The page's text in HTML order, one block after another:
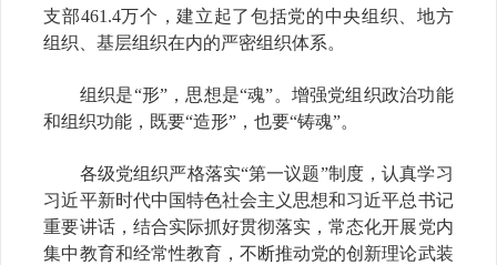
支部461.4万个，建立起了包括党的中央组织、地方
组织、基层组织在内的严密组织体系。
组织是“形”，思想是“魂”。增强党组织政治功能
和组织功能，既要“造形”，也要“铸魂”。
各级党组织严格落实“第一议题”制度，认真学习
习近平新时代中国特色社会主义思想和习近平总书记
重要讲话，结合实际抓好贯彻落实，常态化开展党内
集中教育和经常性教育，不断推动党的创新理论武装